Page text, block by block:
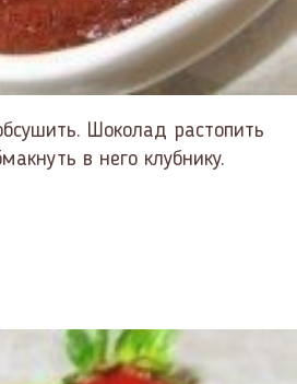
Шоколад растопить
в него клубнику.